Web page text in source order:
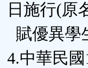
日施行(原
賦優異學
4.中華民